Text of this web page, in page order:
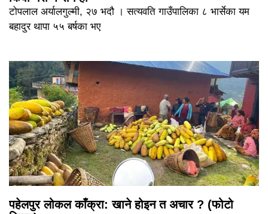
टोपलाल अर्यालगुल्मी, २७ भदौ । सत्यवति गाउँपालिका ८ भार्सेका यम
बहादुर थापा ५५ बर्षका भए
पहेलपुर लोकल काँक्रा: खाने होइन त अचार ? (फोटो